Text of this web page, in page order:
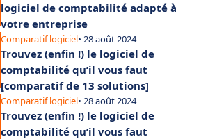
logiciel de comptabilité adapté à
votre entreprise
Comparatif logiciel• 28 août 2024
Trouvez (enfin !) le logiciel de
comptabilité qu’il vous faut
[comparatif de 13 solutions]
Comparatif logiciel• 28 août 2024
Trouvez (enfin !) le logiciel de
comptabilité qu’il vous faut